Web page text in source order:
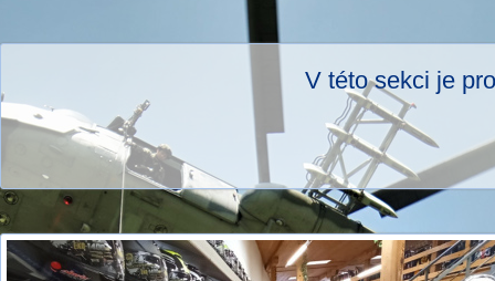
V této sekci je